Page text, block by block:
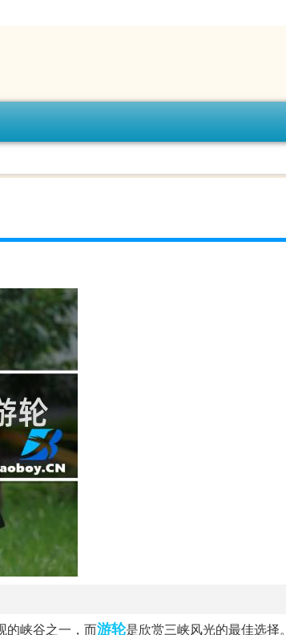
的峡谷之一，而游轮是欣赏三峡风光的最佳选择